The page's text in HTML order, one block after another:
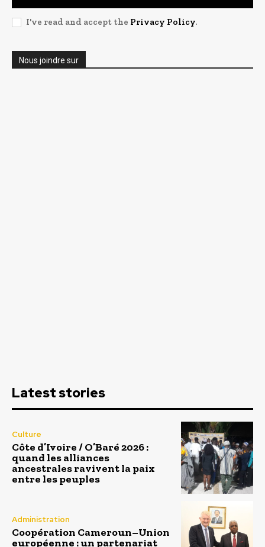
I've read and accept the Privacy Policy.
Nous joindre sur
Latest stories
Culture
Côte d’Ivoire / O’Baré 2026 :
quand les alliances
ancestrales ravivent la paix
entre les peuples
Administration
Coopération Cameroun–Union
européenne : un partenariat